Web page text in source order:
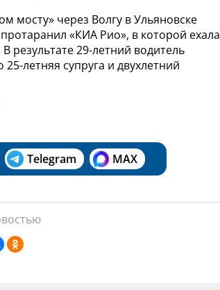
мосту» через Волгу в Ульяновске
«КИА Рио», в которой ехала
результате 29-летний водитель
летняя супруга и двухлетний
Telegram MAX